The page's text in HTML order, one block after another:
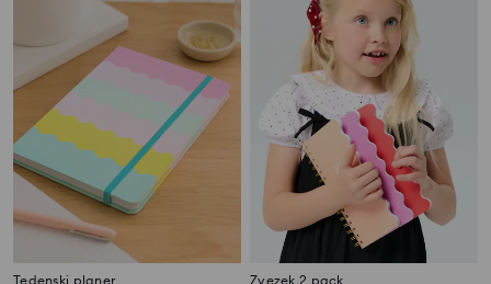
Tedenski planer Zvezek 2 pack